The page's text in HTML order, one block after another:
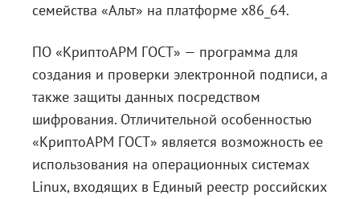
семейства «Альт» на платформе х86_64.
ПО «КриптоАРМ ГОСТ» — программа для
создания и проверки электронной подписи, а
также защиты данных посредством
шифрования. Отличительной особенностью
«КриптоАРМ ГОСТ» является возможность ее
использования на операционных системах
Linux, входящих в Единый реестр российских